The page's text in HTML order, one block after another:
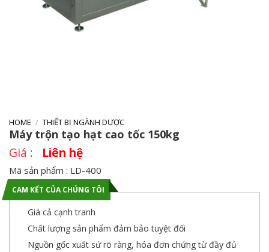
HOME / THIẾT BỊ NGÀNH DƯỢC
Máy trộn tạo hạt cao tốc 150kg
Liên hệ
Mã sản phẩm : LD-400
CAM KẾT CỦA CHÚNG TÔI
Giá cả cạnh tranh
Chất lượng sản phẩm đảm bảo tuyệt đối
Nguồn gốc xuất sứ rõ ràng, hóa đơn chứng từ đầy đủ